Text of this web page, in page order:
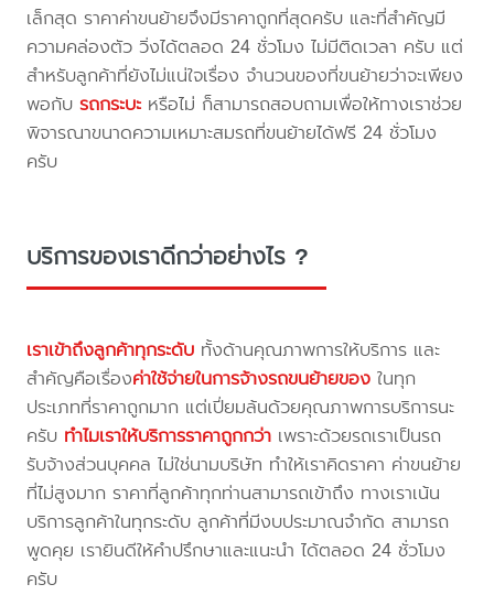
เล็กสุด ราคาค่าขนย้ายจึงมีราคาถูกที่สุดครับ และที่สำคัญมี
ความคล่องตัว วิ่งได้ตลอด 24 ชั่วโมง ไม่มีติดเวลา ครับ แต่
สำหรับลูกค้าที่ยังไม่แน่ใจเรื่อง จำนวนของที่ขนย้ายว่าจะเพียง
พอกับรถกระบะ หรือไม่ ก็สามารถสอบถามเพื่อให้ทางเราช่วย
พิจารณาขนาดความเหมาะสมรถที่ขนย้ายได้ฟรี 24 ชั่วโมง
ครับ
บริการของเราดีกว่าอย่างไร ?
เราเข้าถึงลูกค้าทุกระดับ ทั้งด้านคุณภาพการให้บริการ และ
สำคัญคือเรื่องค่าใช้จ่ายในการจ้างรถขนย้ายของ ในทุก
ประเภทที่ราคาถูกมาก แต่เปี่ยมล้นด้วยคุณภาพการบริการนะ
ครับ ทำไมเราให้บริการราคาถูกกว่า เพราะด้วยรถเราเป็นรถ
รับจ้างส่วนบุคคล ไม่ใช่นามบริษัท ทำให้เราคิดราคา ค่าขนย้าย
ที่ไม่สูงมาก ราคาที่ลูกค้าทุกท่านสามารถเข้าถึง ทางเราเน้น
บริการลูกค้าในทุกระดับ ลูกค้าที่มีงบประมาณจำกัด สามารถ
พูดคุย เรายินดีให้คำปรึกษาและแนะนำ ได้ตลอด 24 ชั่วโมง
ครับ